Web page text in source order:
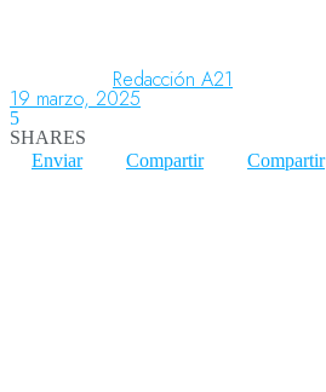
Aeronáutica
Aeropuertos
Redacción A21
19 marzo, 2025
5
SHARES
Enviar
Compartir Compartir